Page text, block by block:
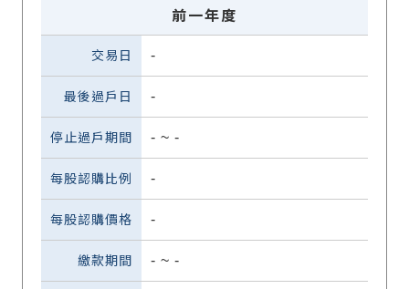
前一年度
-
-
- ~ -
-
-
- ~ -